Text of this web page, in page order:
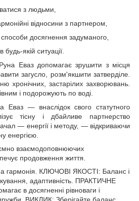
з людьми,
відносини з партнером,
способи досягнення задуманого,
будь-якій ситуації.
Еваз допомагає зрушити з місця
загусло, розм'якшити затверділе.
хронічних, застарілих захворювань.
і подорожують по воді.
Еваз — внаслідок свого статутного
тісну і дбайливе партнерство
— енергії і методу, — відкриваючи
енергією.
взаємодоповнюючих
продовження життя.
гармонія. КЛЮЧОВІ ЯКОСТІ: Баланс і
адаптивність. ПРАКТИЧНЕ
в досягненні рівноваги і
ВИКЛИК: Зберігайте баланс